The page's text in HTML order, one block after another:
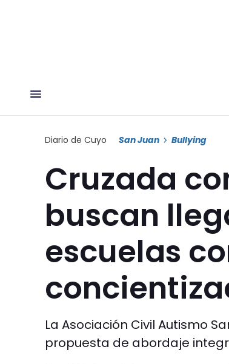
Diario de Cuyo San Juan Bullying
Cruzada
buscan
escuelas
La Asociación Civil Autismo
propuesta de abordaje